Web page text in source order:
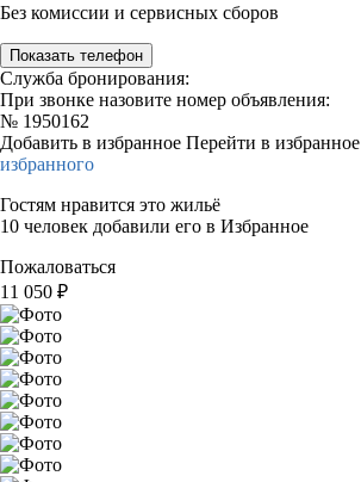
Без комиссии и сервисных сборов
Показать телефон
Служба бронирования:
При звонке назовите номер объявления:
№ 1950162
Добавить в избранное Перейти в избранное
избранного
Гостям нравится это жильё
10 человек добавили его в Избранное
Пожаловаться
11 050 ₽